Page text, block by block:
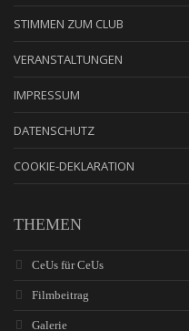
STIMMEN ZUM CLUB
VERANSTALTUNGEN
IMPRESSUM
DATENSCHUTZ
COOKIE-DEKLARATION
THEMEN
CeUs für CeUs
Filmbeitrag
Galerie